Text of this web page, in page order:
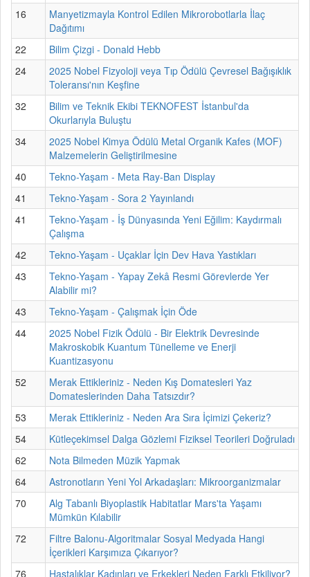
16
Manyetizmayla Kontrol Edilen Mikrorobotlarla İlaç
Dağıtımı
22
Bilim Çizgi - Donald Hebb
24
2025 Nobel Fizyoloji veya Tıp Ödülü Çevresel Bağışıklık
Toleransı'nın Keşfine
32
Bilim ve Teknik Ekibi TEKNOFEST İstanbul'da
Okurlarıyla Buluştu
34
2025 Nobel Kimya Ödülü Metal Organik Kafes (MOF)
Malzemelerin Geliştirilmesine
40
Tekno-Yaşam - Meta Ray-Ban Display
41
Tekno-Yaşam - Sora 2 Yayınlandı
41
Tekno-Yaşam - İş Dünyasında Yeni Eğilim: Kaydırmalı
Çalışma
42
Tekno-Yaşam - Uçaklar İçin Dev Hava Yastıkları
43
Tekno-Yaşam - Yapay Zekâ Resmi Görevlerde Yer
Alabilir mi?
43
Tekno-Yaşam - Çalışmak İçin Öde
44
2025 Nobel Fizik Ödülü - Bir Elektrik Devresinde
Makroskobik Kuantum Tünelleme ve Enerji
Kuantizasyonu
52
Merak Ettikleriniz - Neden Kış Domatesleri Yaz
Domateslerinden Daha Tatsızdır?
53
Merak Ettikleriniz - Neden Ara Sıra İçimizi Çekeriz?
54
Kütleçekimsel Dalga Gözlemi Fiziksel Teorileri Doğruladı
62
Nota Bilmeden Müzik Yapmak
64
Astronotların Yeni Yol Arkadaşları: Mikroorganizmalar
70
Alg Tabanlı Biyoplastik Habitatlar Mars'ta Yaşamı
Mümkün Kılabilir
72
Filtre Balonu-Algoritmalar Sosyal Medyada Hangi
İçerikleri Karşımıza Çıkarıyor?
76
Hastalıklar Kadınları ve Erkekleri Neden Farklı Etkiliyor?